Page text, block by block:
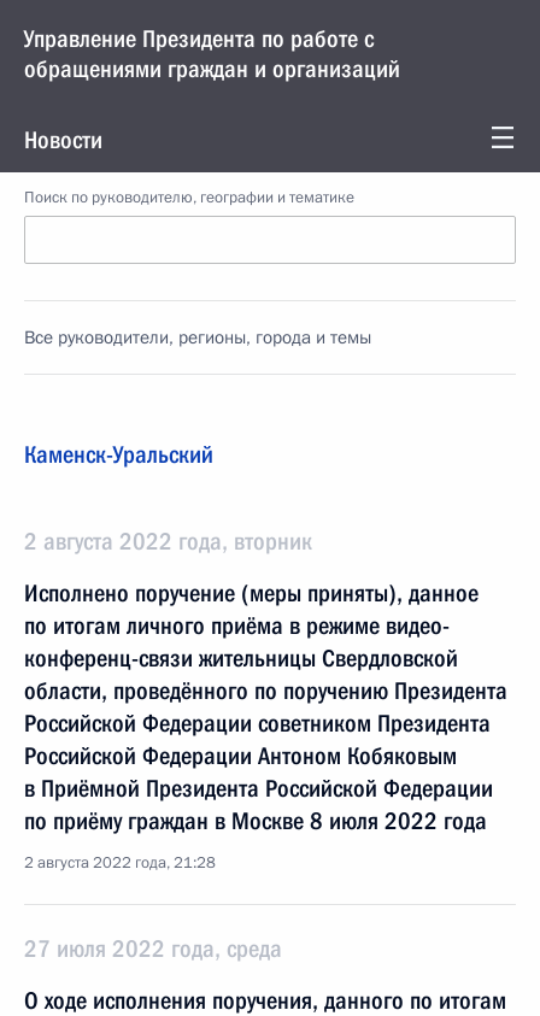
Управление Президента по работе с
обращениями граждан и организаций
Новости
Поиск по руководителю, географии и тематике
Все руководители, регионы, города и темы
Каменск-Уральский
2 августа 2022 года, вторник
Исполнено поручение (меры приняты), данное
по итогам личного приёма в режиме видео-
конференц-связи жительницы Свердловской
области, проведённого по поручению Президента
Российской Федерации советником Президента
Российской Федерации Антоном Кобяковым
в Приёмной Президента Российской Федерации
по приёму граждан в Москве 8 июля 2022 года
2 августа 2022 года, 21:28
27 июля 2022 года, среда
О ходе исполнения поручения, данного по итогам